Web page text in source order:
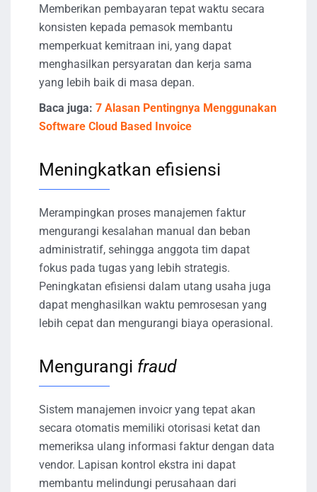
Memberikan pembayaran tepat waktu secara
konsisten kepada pemasok membantu
memperkuat kemitraan ini, yang dapat
menghasilkan persyaratan dan kerja sama
yang lebih baik di masa depan.
Baca juga: 7 Alasan Pentingnya Menggunakan
Software Cloud Based Invoice
Meningkatkan efisiensi
Merampingkan proses manajemen faktur
mengurangi kesalahan manual dan beban
administratif, sehingga anggota tim dapat
fokus pada tugas yang lebih strategis.
Peningkatan efisiensi dalam utang usaha juga
dapat menghasilkan waktu pemrosesan yang
lebih cepat dan mengurangi biaya operasional.
Mengurangi fraud
Sistem manajemen invoicr yang tepat akan
secara otomatis memiliki otorisasi ketat dan
memeriksa ulang informasi faktur dengan data
vendor. Lapisan kontrol ekstra ini dapat
membantu melindungi perusahaan dari